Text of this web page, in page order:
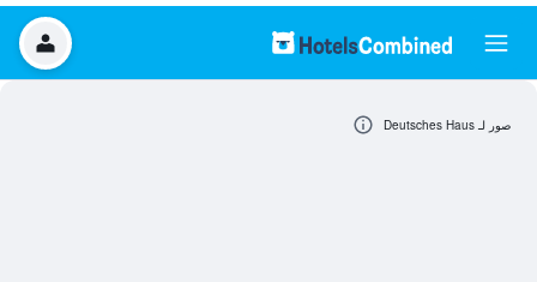
صور لـ Deutsches Haus